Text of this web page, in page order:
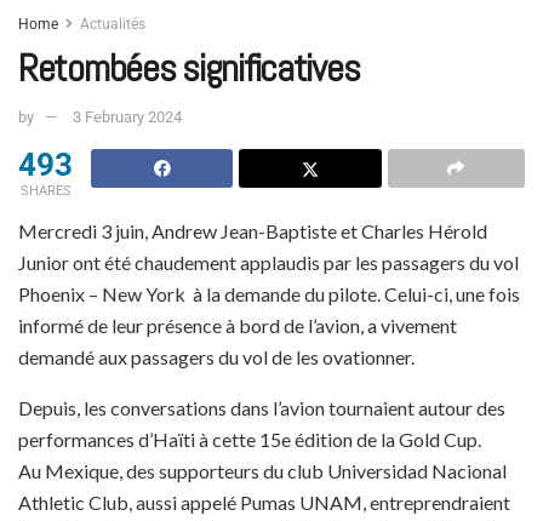
Home Actualités
Retombées significatives
by 3 February 2024
493
SHARES
Mercredi 3 juin, Andrew Jean-Baptiste et Charles Hérold
Junior ont été chaudement applaudis par les passagers du vol
Phoenix – New York à la demande du pilote. Celui-ci, une fois
informé de leur présence à bord de l’avion, a vivement
demandé aux passagers du vol de les ovationner.
Depuis, les conversations dans l’avion tournaient autour des
performances d’Haïti à cette 15e édition de la Gold Cup.
Au Mexique, des supporteurs du club Universidad Nacional
Athletic Club, aussi appelé Pumas UNAM, entreprendraient